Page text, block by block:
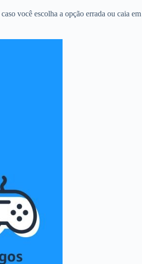
você escolha a opção errada ou caia em